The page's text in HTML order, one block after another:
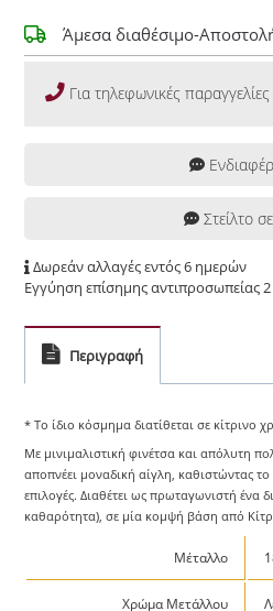
Άμεσα διαθέσιμο-
Για τηλεφωνικές
Στείλτο
Δωρεάν αλλαγές εντός 6 ημερών
Εγγύηση επίσημης αντιπροσωπείας 2
Περιγραφή
* Το ίδιο κόσμημα διατίθεται σε κίτρινο
Με μινιμαλιστική φινέτσα και απόλυτη
αποπνέει μοναδική αίγλη, καθιστώντας το
επιλογές. Διαθέτει ως πρωταγωνιστή ένα
καθαρότητα), σε μία κομψή βάση από
Μέταλλο
Χρώμα Μετάλλου